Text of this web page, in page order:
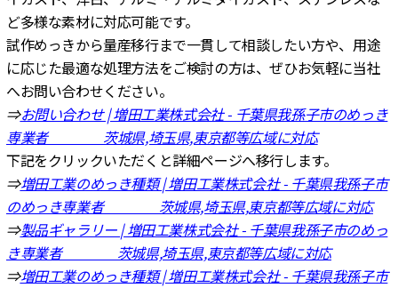
ど多様な素材に対応可能です。
試作めっきから量産移行まで一貫して相談したい方や、用途
に応じた最適な処理方法をご検討の方は、ぜひお気軽に当社
へお問い合わせください。
⇒お問い合わせ | 増田工業株式会社 - 千葉県我孫子市のめっき
専業者 茨城県,埼玉県,東京都等広域に対応
下記をクリックいただくと詳細ページへ移行します。
⇒増田工業のめっき種類 | 増田工業株式会社 - 千葉県我孫子市
のめっき専業者 茨城県,埼玉県,東京都等広域に対応
⇒製品ギャラリー | 増田工業株式会社 - 千葉県我孫子市のめっ
き専業者 茨城県,埼玉県,東京都等広域に対応
⇒増田工業のめっき種類 | 増田工業株式会社 - 千葉県我孫子市